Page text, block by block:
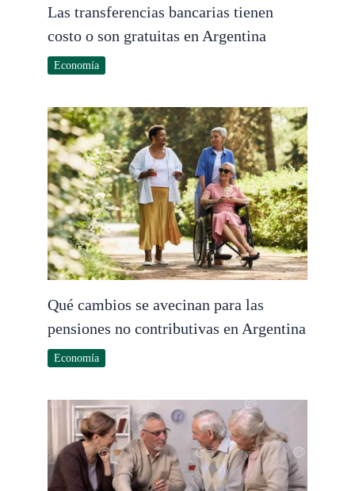
Las transferencias bancarias tienen
costo o son gratuitas en Argentina
Economía
Qué cambios se avecinan para las
pensiones no contributivas en Argentina
Economía